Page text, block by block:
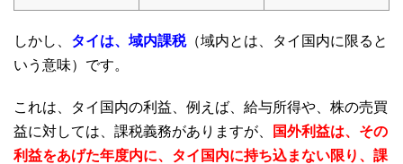
しかし、 タイは、域内課税（域内とは、タイ国内に限ると
いう意味）です。
これは、タイ国内の利益、例えば、給与所得や、株の売買
益に対しては、課税義務がありますが、
国外利益は、その
利益をあげた年度内に、タイ国内に持ち込まない限り、課